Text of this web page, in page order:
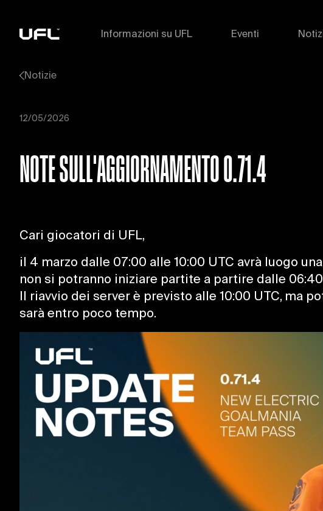
Informazioni su UFL Eventi
Notizie
12/05/2026
NOTE SULL'AGGIORNAMENTO 0.71.4
Cari giocatori di UFL,
il 4 marzo dalle 07:00 alle 10:00 UTC avrà luogo
non si potranno iniziare partite a partire dalle
Il riavvio dei server è previsto alle 10:00 UTC, ma
sarà entro poco tempo.